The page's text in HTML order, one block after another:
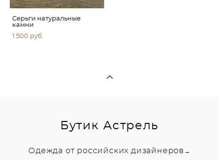
Серьги натуральные
камни
1 500 pуб.
Бутик Астрель
Одежда от российских дизайнеров →